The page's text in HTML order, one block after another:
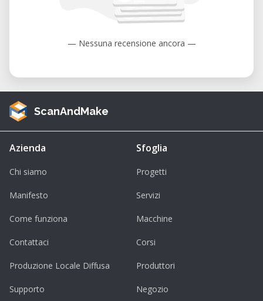
Dona eleganza minimalistaagli ambienti
opera d’arte, capace di esprimere emozioni,
stagioni e armonia interiore.
— Nessuna recensione ancora —
ScanAndMake
Azienda
Chi siamo
Manifesto
Come funziona
Contattaci
Produzione Locale Diffusa
Supporto
Sfoglia
Progetti
Servizi
Macchine
Corsi
Produttori
Negozio